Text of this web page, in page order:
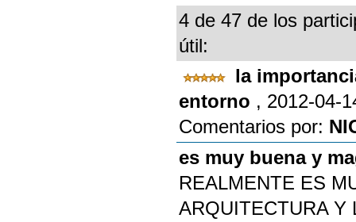
4 de 47 de los
útil:
la
entorno , 2012-04-
Comentarios por:
es muy buena y
REALMENTE ES
ARQUITECTURA Y